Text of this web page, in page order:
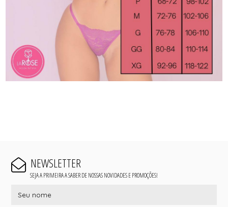
NEWSLETTER
SEJA A PRIMEIRA A SABER DE NOSSAS NOVIDADES E PROMOÇÕES!